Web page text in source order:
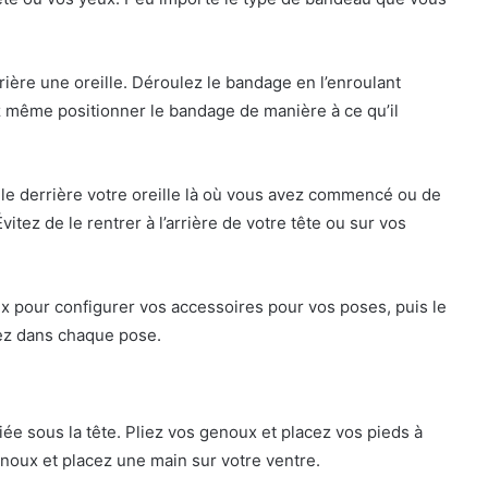
une oreille. Déroulez le bandage en l’enroulant
positionner le bandage de manière à ce qu’il
derrière votre oreille là où vous avez commencé ou de
de le rentrer à l’arrière de votre tête ou sur vos
pour configurer vos accessoires pour vos poses, puis le
dans chaque pose.
sous la tête. Pliez vos genoux et placez vos pieds à
et placez une main sur votre ventre.